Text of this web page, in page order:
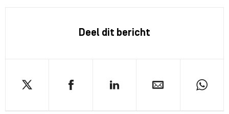
Deel dit bericht